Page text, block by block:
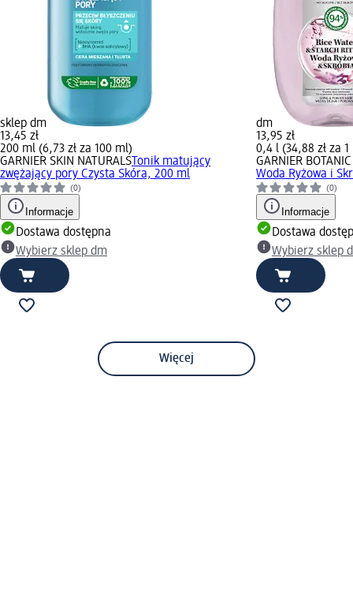
sklep dm
13,45 zł
200 ml (6,73 zł za 100 ml)
GARNIER SKIN NATURALS Tonik matujący
zwężający pory Czysta Skóra, 200 ml
(0)
Informacje
Dostawa dostępna
Wybierz sklep dm
dm
13,95 zł
0,4 l (34,88 zł za 1
GARNIER
Woda Ryżowa i
(0)
Informacje
Dostawa
Wybierz sklep
Więcej